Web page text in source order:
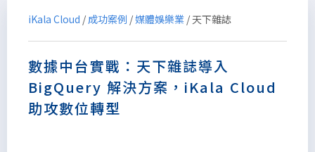
iKala Cloud / 成功案例 /媒體娛樂業 / 天下雜誌
數據中台實戰：天下雜誌導入
BigQuery 解決方案，iKala Cloud
助攻數位轉型